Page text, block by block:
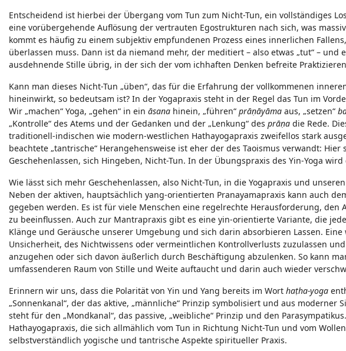
Entscheidend ist hierbei der Übergang vom Tun zum Nicht-Tun, ein vollständiges
eine vorübergehende Auflösung der vertrauten Egostrukturen nach sich, was
kommt es häufig zu einem subjektiv empfundenen Prozess eines innerlichen
überlassen muss. Dann ist da niemand mehr, der meditiert – also etwas „tut“ –
ausdehnende Stille übrig, in der sich der vom ichhaften Denken befreite
Kann man dieses Nicht-Tun „üben“, das für die Erfahrung der vollkommenen
hineinwirkt, so bedeutsam ist? In der Yogapraxis steht in der Regel das Tun im
Wir „machen“ Yoga, „gehen“ in ein āsana hinein, „führen“ prāṇāyāma aus, „setzen“
„Kontrolle“ des Atems und der Gedanken und der „Lenkung“ des prāṇa die Rede.
traditionell-indischen wie modern-westlichen Hathayogapraxis zweifellos stark
beachtete „tantrische“ Herangehensweise ist eher der des Taoismus verwandt:
Geschehenlassen, sich Hingeben, Nicht-Tun. In der Übungspraxis des Yin-Yoga
Wie lässt sich mehr Geschehenlassen, also Nicht-Tun, in die Yogapraxis und
Neben der aktiven, hauptsächlich yang-orientierten Pranayamapraxis kann auch
gegeben werden. Es ist für viele Menschen eine regelrechte Herausforderung,
zu beeinflussen. Auch zur Mantrapraxis gibt es eine yin-orientierte Variante, die
Klänge und Geräusche unserer Umgebung und sich darin absorbieren Lassen.
Unsicherheit, des Nichtwissens oder vermeintlichen Kontrollverlusts zuzulassen
anzugehen oder sich davon äußerlich durch Beschäftigung abzulenken. So kann
umfassenderen Raum von Stille und Weite auftaucht und darin auch wieder
Erinnern wir uns, dass die Polarität von Yin und Yang bereits im Wort haṭha-yoga
„Sonnenkanal“, der das aktive, „männliche“ Prinzip symbolisiert und aus
steht für den „Mondkanal“, das passive, „weibliche“ Prinzip und den
Hathayogapraxis, die sich allmählich vom Tun in Richtung Nicht-Tun und vom
selbstverständlich yogische und tantrische Aspekte spiritueller Praxis.